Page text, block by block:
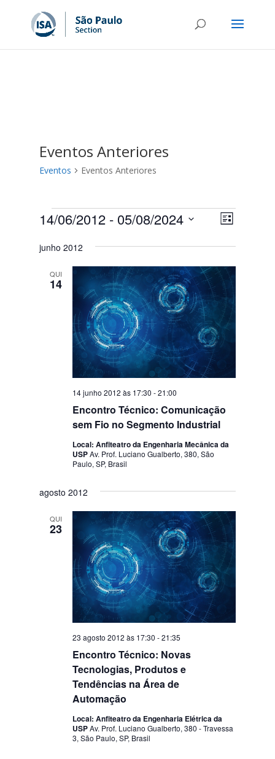
Eventos Anteriores
Eventos Eventos Anteriores
Eventos
visuais
do
visual
Lista
14/06/2012 - 05/08/2024
a
junho 2012
QUI
14
Encontro Técnico: Comunicação
sem Fio no Segmento Industrial
14 junho 2012 às 17:30 -21:00
Local: Anfiteatro da Engenharia Mecânica da
USPAv. Prof. Luciano Gualberto, 380, São
Paulo, SP, Brasil
agosto 2012
QUI
23
Encontro Técnico: Novas
Tecnologias, Produtos e
Tendências na Área de
Automação
23 agosto 2012 às 17:30 -21:35
Local: Anfiteatro da Engenharia Elétrica da
USPAv. Prof. Luciano Gualberto, 380 - Travessa
3, São Paulo, SP, Brasil